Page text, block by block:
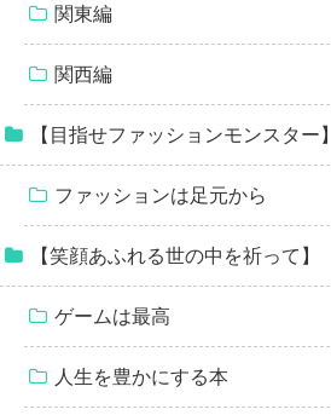
関東編
関西編
【目指せファッションモンスター】
ファッションは足元から
【笑顔あふれる世の中を祈って】
ゲームは最高
人生を豊かにする本